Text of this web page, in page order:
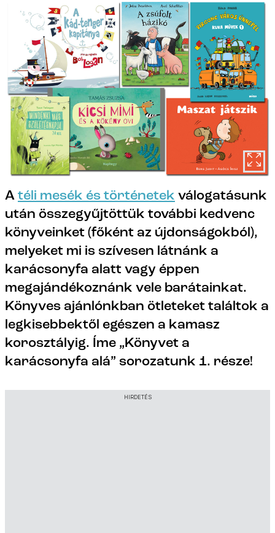
A téli mesék és történetek válogatásunk
után összegyűjtöttük további kedvenc
könyveinket (főként az újdonságokból),
melyeket mi is szívesen látnánk a
karácsonyfa alatt vagy éppen
megajándékoznánk vele barátainkat.
Könyves ajánlónkban ötleteket találtok a
legkisebbektől egészen a kamasz
korosztályig. Íme „Könyvet a
karácsonyfa alá” sorozatunk 1. része!
HIRDETÉS